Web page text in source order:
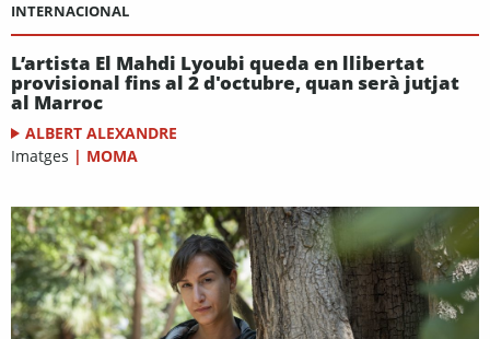
INTERNACIONAL
L’artista El Mahdi Lyoubi queda en llibertat
provisional fins al 2 d'octubre, quan serà jutjat
al Marroc
ALBERT ALEXANDRE
Imatges | MOMA